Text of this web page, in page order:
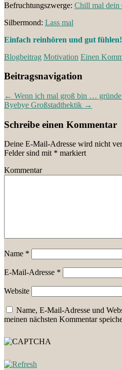
Befruchtungszwerge: Chill mal dein
Silbermond: Lass mal
Einfach reinhören und gut fühlen!
Blogbeitrag Motivation Einen
Beitragsnavigation
← Wenn ich mal groß bin …
Byebye Großstadthektik →
Schreibe einen Kommentar
Deine E-Mail-Adresse wird nicht
Felder sind mit * markiert
Kommentar
Name *
E-Mail-Adresse *
Website
Name, E-Mail-Adresse und
meinen nächsten Kommentar